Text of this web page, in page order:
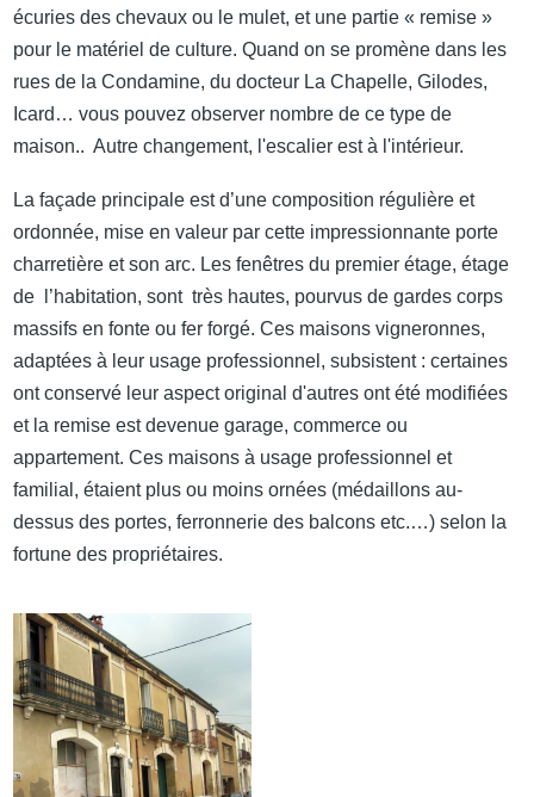
écuries des chevaux ou le mulet, et une partie « remise »
pour le matériel de culture. Quand on se promène dans les
rues de la Condamine, du docteur La Chapelle, Gilodes,
Icard… vous pouvez observer nombre de ce type de
maison.. Autre changement, l'escalier est à l'intérieur.
La façade principale est d’une composition régulière et
ordonnée, mise en valeur par cette impressionnante porte
charretière et son arc. Les fenêtres du premier étage, étage
de l’habitation, sont très hautes, pourvus de gardes corps
massifs en fonte ou fer forgé. Ces maisons vigneronnes,
adaptées à leur usage professionnel, subsistent : certaines
ont conservé leur aspect original d'autres ont été modifiées
et la remise est devenue garage, commerce ou
appartement. Ces maisons à usage professionnel et
familial, étaient plus ou moins ornées (médaillons au-
dessus des portes, ferronnerie des balcons etc.…) selon la
fortune des propriétaires.